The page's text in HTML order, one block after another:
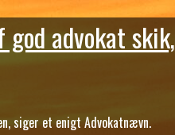
advokat
siger et enigt Advokatnævn.